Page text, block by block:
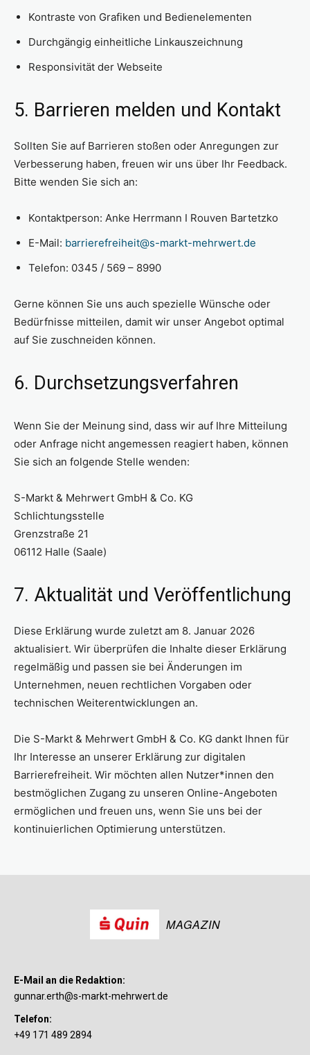
Kontraste von Grafiken und Bedienelementen
Durchgängig einheitliche Linkauszeichnung
Responsivität der Webseite
5. Barrieren melden und Kontakt
Sollten Sie auf Barrieren stoßen oder Anregungen zur
Verbesserung haben, freuen wir uns über Ihr Feedback.
Bitte wenden Sie sich an:
Kontaktperson: Anke Herrmann I Rouven Bartetzko
E-Mail: barrierefreiheit@s-markt-mehrwert.de
Telefon: 0345 / 569 – 8990
Gerne können Sie uns auch spezielle Wünsche oder
Bedürfnisse mitteilen, damit wir unser Angebot optimal
auf Sie zuschneiden können.
6. Durchsetzungsverfahren
Wenn Sie der Meinung sind, dass wir auf Ihre Mitteilung
oder Anfrage nicht angemessen reagiert haben, können
Sie sich an folgende Stelle wenden:
S-Markt & Mehrwert GmbH & Co. KG
Schlichtungsstelle
Grenzstraße 21
06112 Halle (Saale)
7. Aktualität und Veröffentlichung
Diese Erklärung wurde zuletzt am 8. Januar 2026
aktualisiert. Wir überprüfen die Inhalte dieser Erklärung
regelmäßig und passen sie bei Änderungen im
Unternehmen, neuen rechtlichen Vorgaben oder
technischen Weiterentwicklungen an.
Die S-Markt & Mehrwert GmbH & Co. KG dankt Ihnen für
Ihr Interesse an unserer Erklärung zur digitalen
Barrierefreiheit. Wir möchten allen Nutzer*innen den
bestmöglichen Zugang zu unseren Online-Angeboten
ermöglichen und freuen uns, wenn Sie uns bei der
kontinuierlichen Optimierung unterstützen.
MAGAZIN
E-Mail an die Redaktion:
gunnar.erth@s-markt-mehrwert.de
Telefon:
+49 171 489 2894